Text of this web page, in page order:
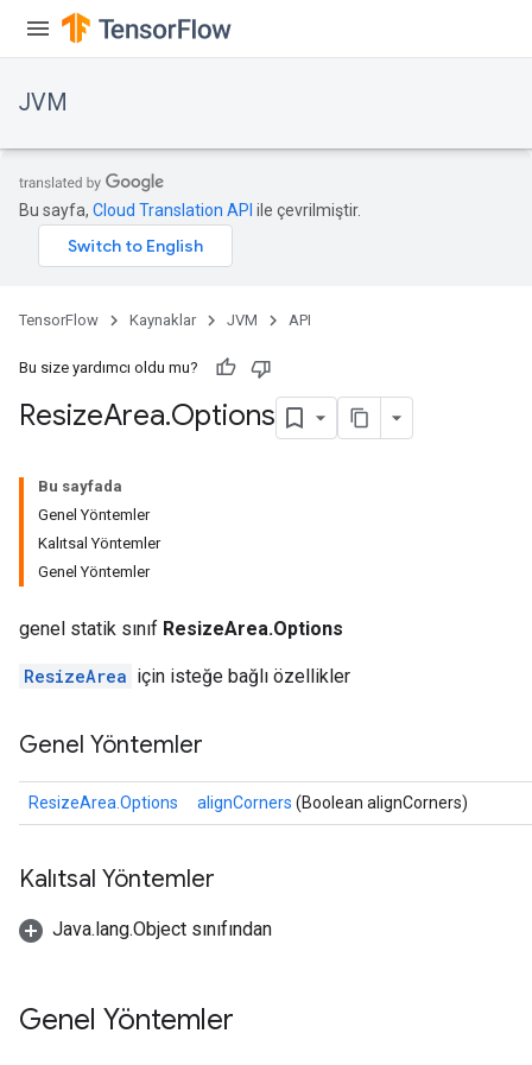
JVM
Bu sayfa, Cloud Translation API ile çevrilmiştir.
TensorFlow Kaynaklar JVM API
Bu size yardımcı oldu mu?
ResizeArea.Options
Bu sayfada
Genel Yöntemler
Kalıtsal Yöntemler
Genel Yöntemler
genel statik sınıf ResizeArea.Options
ResizeArea için isteğe bağlı özellikler
Genel Yöntemler
ResizeArea.Options alignCorners (Boolean alignCorners)
Kalıtsal Yöntemler
Java.lang.Object sınıfından
Genel Yöntemler